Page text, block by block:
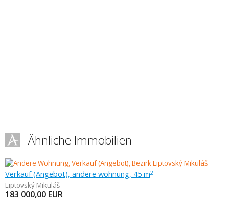
Ähnliche Immobilien
Verkauf (Angebot), andere wohnung, 45 m2
Liptovský Mikuláš
183 000,00 EUR